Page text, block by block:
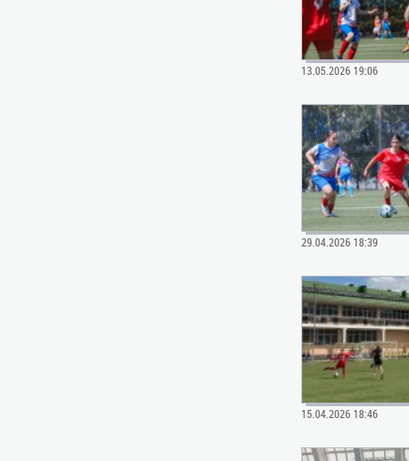
13.05.2026 19:06
29.04.2026 18:39
15.04.2026 18:46